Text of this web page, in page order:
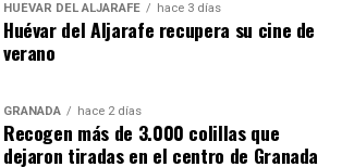
HUÉVAR DEL ALJARAFE hace 3 días
Huévar del Aljarafe recupera su cine de
verano
GRANADA hace 2 días
Recogen más de 3.000 colillas que
dejaron tiradas en el centro de Granada